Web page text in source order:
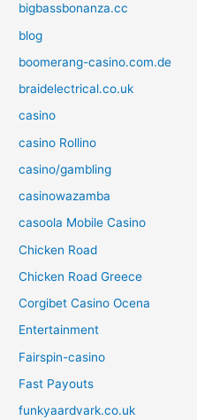
bigbassbonanza.cc
blog
boomerang-casino.com.de
braidelectrical.co.uk
casino
casino Rollino
casino/gambling
casinowazamba
casoola Mobile Casino
Chicken Road
Chicken Road Greece
Corgibet Casino Ocena
Entertainment
Fairspin-casino
Fast Payouts
funkyaardvark.co.uk